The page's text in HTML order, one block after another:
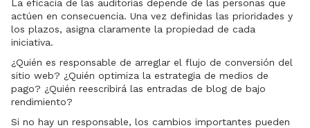
La eficacia de las auditorías depende de las personas que
actúen en consecuencia. Una vez definidas las prioridades y
los plazos, asigna claramente la propiedad de cada
iniciativa.
¿Quién es responsable de arreglar el flujo de conversión del
sitio web? ¿Quién optimiza la estrategia de medios de
pago? ¿Quién reescribirá las entradas de blog de bajo
rendimiento?
Si no hay un responsable, los cambios importantes pueden